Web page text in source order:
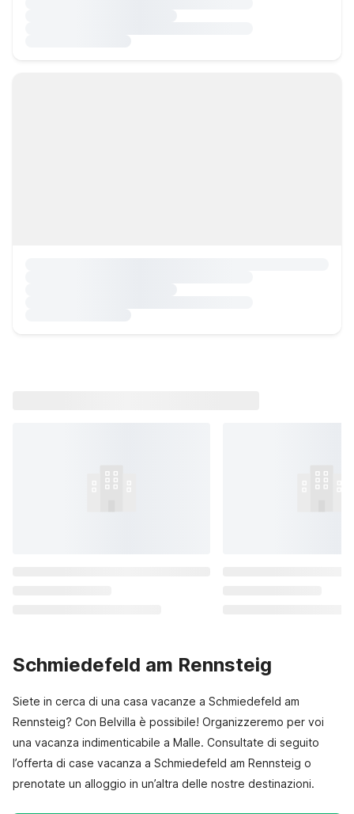
Schmiedefeld am Rennsteig
Siete in cerca di una casa vacanze a Schmiedefeld am
Rennsteig? Con Belvilla è possibile! Organizzeremo per voi
una vacanza indimenticabile a Malle. Consultate di seguito
l’offerta di case vacanza a Schmiedefeld am Rennsteig o
prenotate un alloggio in un’altra delle nostre destinazioni.